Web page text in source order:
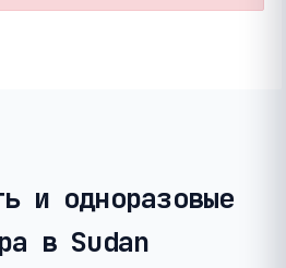
и одноразовые
в Sudan